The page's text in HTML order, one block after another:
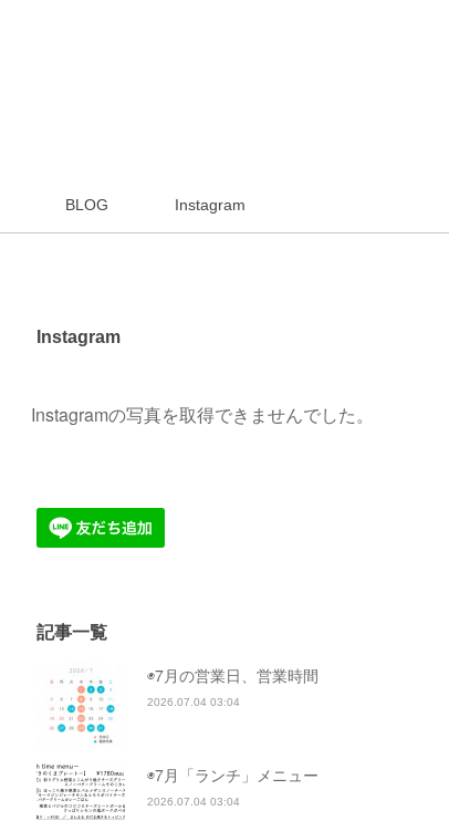
BLOG Instagram
Instagram
Instagramの写真を取得できませんでした。
記事一覧
◉7月の営業日、営業時間
2026.07.04 03:04
◉7月「ランチ」メニュー
2026.07.04 03:04